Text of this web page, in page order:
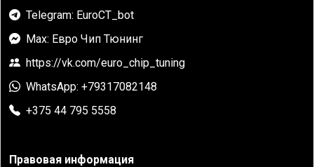
Telegram: EuroCT_bot
Max: Евро Чип Тюнинг
https://vk.com/euro_chip_tuning
WhatsApp: +79317082148
+375 44 795 5558
Правовая информация